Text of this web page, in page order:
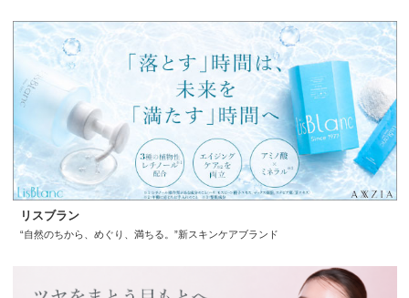
リスブラン
“自然のちから、めぐり、満ちる。”新スキンケアブランド